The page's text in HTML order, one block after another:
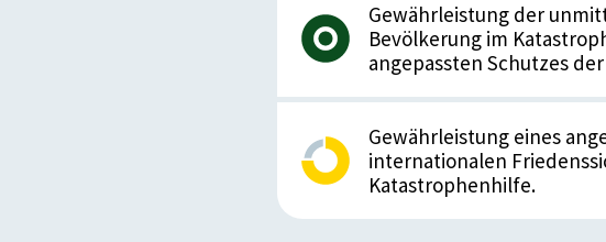
Gewährleistung der
Bevölkerung im
angepassten Schutzes
Gewährleistung eines
internationalen
Katastrophenhilfe.